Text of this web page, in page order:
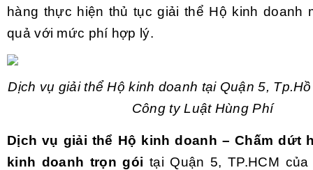
hàng thực hiện thủ tục giải thể Hộ kinh doanh
quả với mức phí hợp lý.
Dịch vụ giải thể Hộ kinh doanh tại Quận 5,
Công ty Luật Hùng Phí
Dịch vụ giải thể Hộ kinh doanh – Chấm dứt
kinh doanh trọn gói tại Quận 5, TP.HCM